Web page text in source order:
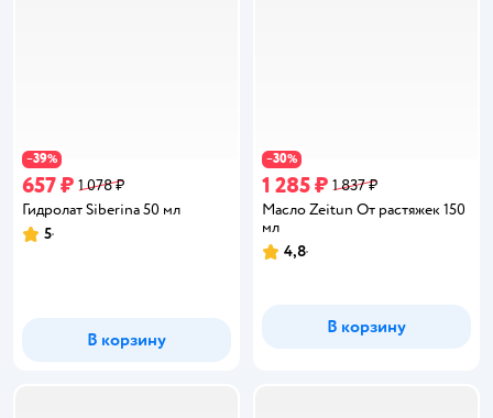
−39%
657 ₽ 1 078 ₽
Гидролат Siberina 50 мл
Рейтинг:
5
В корзину
−30%
1 285 ₽ 1 837 ₽
Масло Zeitun От растяжек 150
мл
Рейтинг:
4,8
В корзину